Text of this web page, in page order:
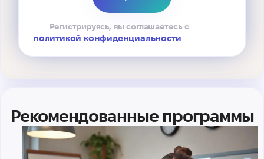
Регистрируясь, вы соглашаетесь с
политикой конфиденциальности
Рекомендованные программы